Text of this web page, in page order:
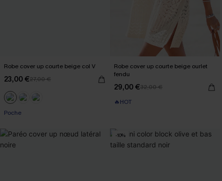
Robe cover up courte beige col V
23,00 €27,00 €
Poche
Robe cover up courte beige ourlet
fendu
29,00 €32,00 €
🔥HOT
-10%